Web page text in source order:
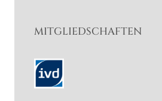
MITGLIEDSCHAFTEN